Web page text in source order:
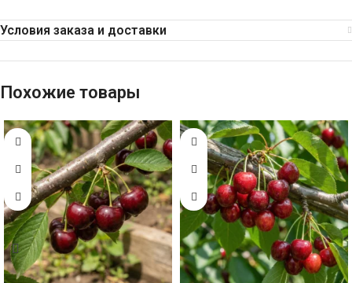
Условия заказа и доставки
Похожие товары